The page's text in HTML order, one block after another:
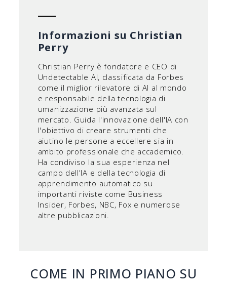
Informazioni su Christian
Perry
Christian Perry è fondatore e CEO di
Undetectable AI, classificata da Forbes
come il miglior rilevatore di AI al mondo
e responsabile della tecnologia di
umanizzazione più avanzata sul
mercato. Guida l'innovazione dell'IA con
l'obiettivo di creare strumenti che
aiutino le persone a eccellere sia in
ambito professionale che accademico.
Ha condiviso la sua esperienza nel
campo dell'IA e della tecnologia di
apprendimento automatico su
importanti riviste come Business
Insider, Forbes, NBC, Fox e numerose
altre pubblicazioni.
COME IN PRIMO PIANO SU